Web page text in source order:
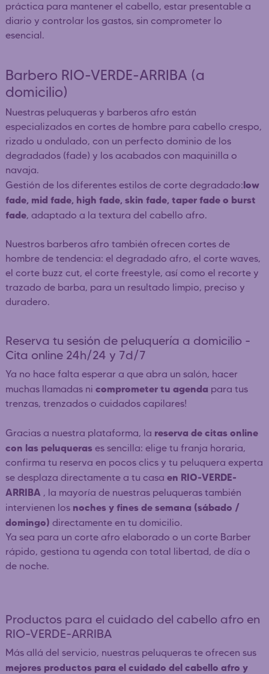
práctica para mantener el cabello, estar presentable a
diario y controlar los gastos, sin comprometer lo
esencial.
Barbero RIO-VERDE-ARRIBA (a
domicilio)
Nuestras peluqueras y barberos afro están
especializados en cortes de hombre para cabello crespo,
rizado u ondulado, con un perfecto dominio de los
degradados (fade) y los acabados con maquinilla o
navaja.
Gestión de los diferentes estilos de corte degradado:low
fade, mid fade, high fade, skin fade, taper fade o burst
fade, adaptado a la textura del cabello afro.
Nuestros barberos afro también ofrecen cortes de
hombre de tendencia: el degradado afro, el corte waves,
el corte buzz cut, el corte freestyle, así como el recorte y
trazado de barba, para un resultado limpio, preciso y
duradero.
Reserva tu sesión de peluquería a domicilio -
Cita online 24h/24 y 7d/7
Ya no hace falta esperar a que abra un salón, hacer
muchas llamadas ni comprometer tu agenda para tus
trenzas, trenzados o cuidados capilares!
Gracias a nuestra plataforma, la reserva de citas online
con las peluqueras es sencilla: elige tu franja horaria,
confirma tu reserva en pocos clics y tu peluquera experta
se desplaza directamente a tu casa en RIO-VERDE-
ARRIBA , la mayoría de nuestras peluqueras también
intervienen los noches y fines de semana (sábado /
domingo) directamente en tu domicilio.
Ya sea para un corte afro elaborado o un corte Barber
rápido, gestiona tu agenda con total libertad, de día o
de noche.
Productos para el cuidado del cabello afro en
RIO-VERDE-ARRIBA
Más allá del servicio, nuestras peluqueras te ofrecen sus
mejores productos para el cuidado del cabello afro y